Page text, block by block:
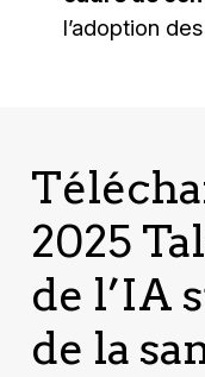
l’adoption
2025
de l’IA
de la